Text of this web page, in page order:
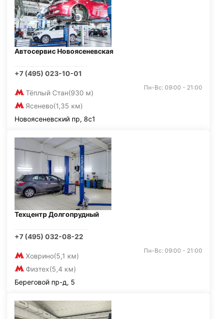
Автосервис Новоясеневская
+7 (495) 023-10-01
Тёплый Стан(930 м)
Ясенево(1,35 км)
Пн-Вс: 09:00 - 21:00
Новоясеневский пр, 8с1
Техцентр Долгопрудный
+7 (495) 032-08-22
Ховрино(5,1 км)
Физтех(5,4 км)
Пн-Вс: 09:00 - 21:00
Береговой пр-д, 5